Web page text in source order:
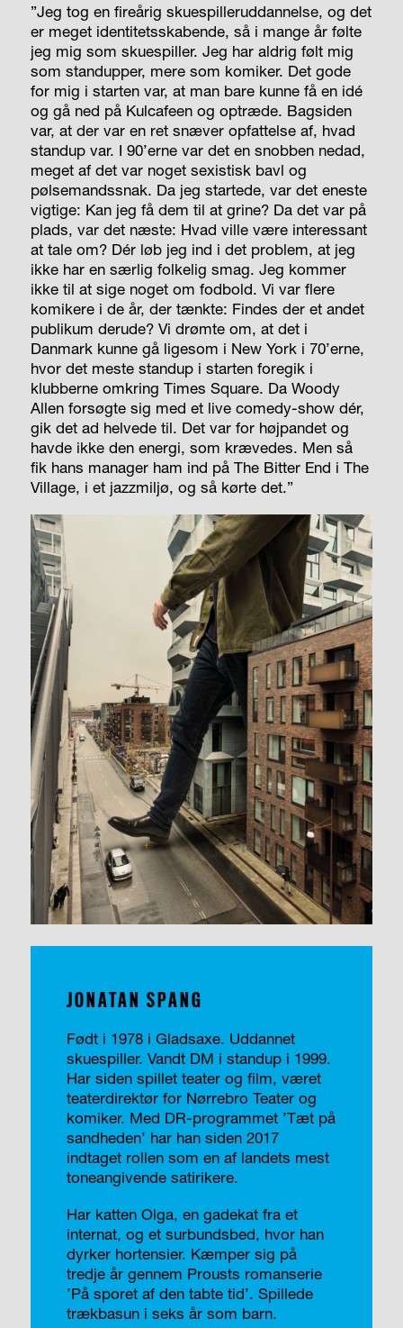
”Jeg tog en fireårig skuespilleruddannelse, og det
er meget identitetsskabende, så i mange år følte
jeg mig som skuespiller. Jeg har aldrig følt mig
som standupper, mere som komiker. Det gode
for mig i starten var, at man bare kunne få en idé
og gå ned på Kulcafeen og optræde. Bagsiden
var, at der var en ret snæver opfattelse af, hvad
standup var. I 90’erne var det en snobben nedad,
meget af det var noget sexistisk bavl og
pølsemandssnak. Da jeg startede, var det eneste
vigtige: Kan jeg få dem til at grine? Da det var på
plads, var det næste: Hvad ville være interessant
at tale om? Dér løb jeg ind i det problem, at jeg
ikke har en særlig folkelig smag. Jeg kommer
ikke til at sige noget om fodbold. Vi var flere
komikere i de år, der tænkte: Findes der et andet
publikum derude? Vi drømte om, at det i
Danmark kunne gå ligesom i New York i 70’erne,
hvor det meste standup i starten foregik i
klubberne omkring Times Square. Da Woody
Allen forsøgte sig med et live comedy-show dér,
gik det ad helvede til. Det var for højpandet og
havde ikke den energi, som krævedes. Men så
fik hans manager ham ind på The Bitter End i The
Village, i et jazzmiljø, og så kørte det.”
JONATAN SPANG
Født i 1978 i Gladsaxe. Uddannet
skuespiller. Vandt DM i standup i 1999.
Har siden spillet teater og film, været
teaterdirektør for Nørrebro Teater og
komiker. Med DR-programmet ’Tæt på
sandheden’ har han siden 2017
indtaget rollen som en af landets mest
toneangivende satirikere.
Har katten Olga, en gadekat fra et
internat, og et surbundsbed, hvor han
dyrker hortensier. Kæmper sig på
tredje år gennem Prousts romanserie
’På sporet af den tabte tid’. Spillede
trækbasun i seks år som barn.